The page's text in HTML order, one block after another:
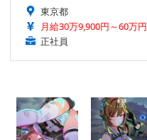
東京都
月給30万9,900円～60万円
正社員